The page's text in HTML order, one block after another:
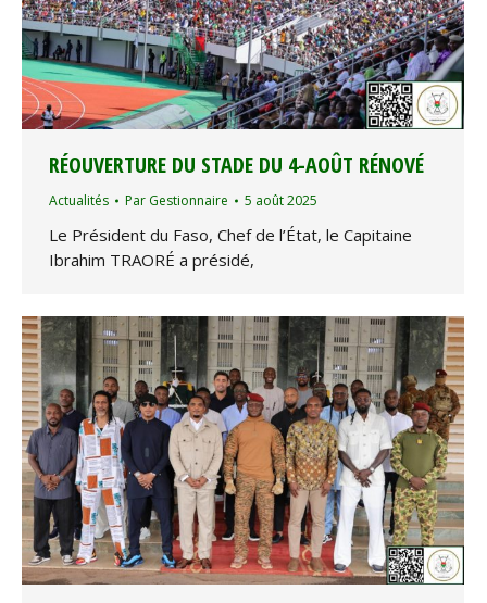
RÉOUVERTURE DU STADE DU 4-AOÛT RÉNOVÉ
Actualités Par Gestionnaire 5 août 2025
Le Président du Faso, Chef de l’État, le Capitaine
Ibrahim TRAORÉ a présidé,